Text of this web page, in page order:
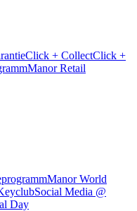
Click + CollectClick +
Manor Retail
Manor World
Social Media @
Day